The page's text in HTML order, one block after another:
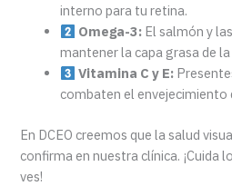
interno para tu retina.
Omega-3:El salmón y
mantener la capa grasa de
Vitamina C y E:
combaten el envejecimiento
En DCEO creemos que la salud
confirma en nuestra clínica. ¡Cuida
ves!